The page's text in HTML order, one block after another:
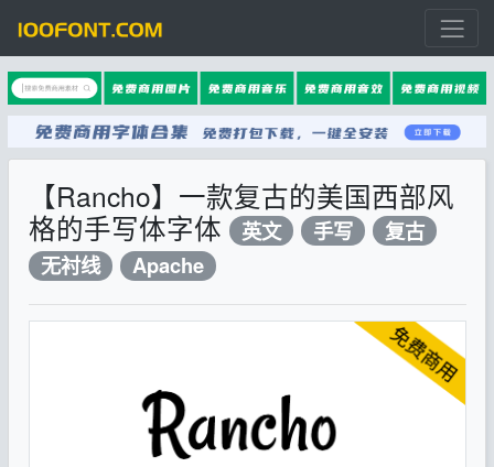
【Rancho】一款复古的美国西部风
格的手写体字体
英文 手写
复古
无衬线
Apache